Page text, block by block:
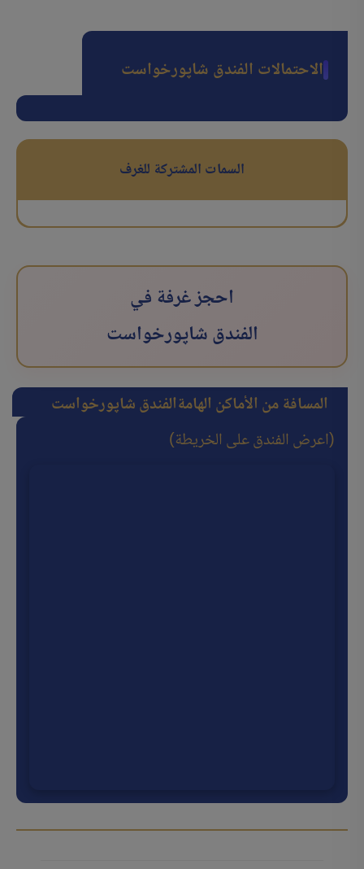
الاحتمالات الفندق شاپورخواست
السمات المشتركة للغرف
احجز غرفة في
الفندق شاپورخواست
المسافة من الأماكن الهامةالفندق شاپورخواست
(اعرض الفندق على الخريطة)